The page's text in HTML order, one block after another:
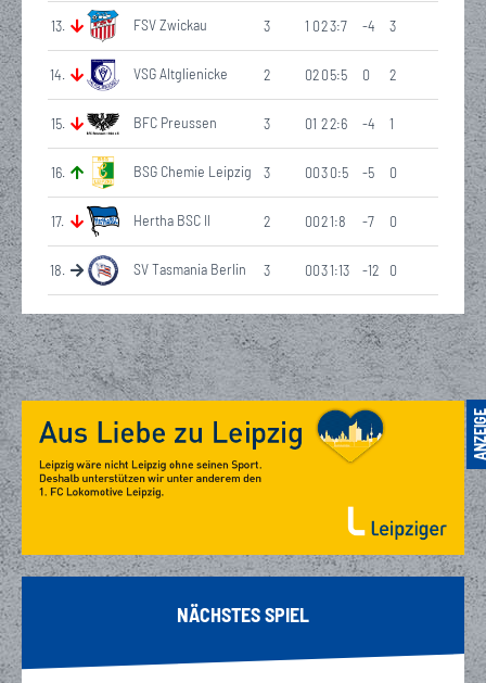
13. FSV Zwickau 3 1 023:7 -4 3
14. VSG Altglienicke 2 0205:5 0 2
15. BFC Preussen 3 01 22:6 -4 1
16. BSG Chemie Leipzig 3 0030:5 -5 0
17. Hertha BSC II 2 0021:8 -7 0
18. SV Tasmania Berlin 3 0031:13 -12 0
NÄCHSTES SPIEL